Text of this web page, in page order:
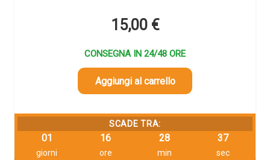
15,00 €
CONSEGNA IN 24/48 ORE
Aggiungi al carrello
SCADE TRA:
01
giorni
16
ore
28
min
36
sec